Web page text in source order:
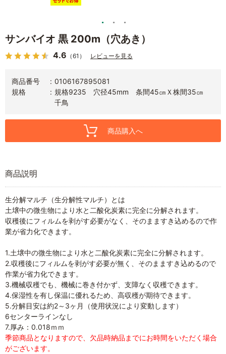
サンバイオ 黒 200m（穴あき）
4.6 （61） レビューを見る
商品番号
0106167895081
規格
規格9235 穴径45mm 条間45㎝Ｘ株間35㎝
千鳥
商品購入へ
商品説明
生分解マルチ（生分解性マルチ）とは
土壌中の微生物により水と二酸化炭素に完全に分解されます。
収穫後にフィルムを剥がす必要がなく、そのまますき込めるので作
業が省力化できます。
1.土壌中の微生物により水と二酸化炭素に完全に分解されます。
2.収穫後にフィルムを剥がす必要が無く、そのまますき込めるので
作業が省力化できます。
3.機械収穫でも、機械に巻き付かず、支障なく収穫できます。
4.保湿性を有し保温に優れるため、高収穫が期待できます。
5.分解目安は約2～3ヶ月（使用状況により変動します）
6センターラインなし
7.厚み：0.018ｍｍ
季節商品となりますので、欠品時納品までにお時間をいただく場合
がございます。